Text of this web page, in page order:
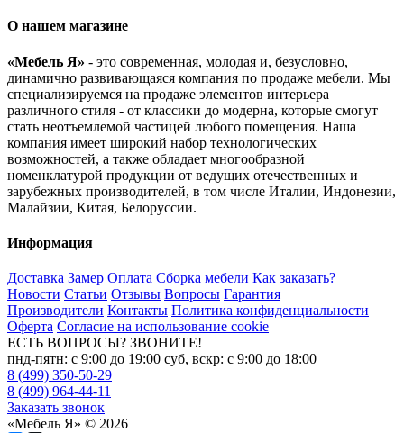
О нашем магазине
«Мебель Я» - это современная, молодая и, безусловно,
динамично развивающаяся компания по продаже мебели. Мы
специализируемся на продаже элементов интерьера
различного стиля - от классики до модерна, которые смогут
стать неотъемлемой частицей любого помещения. Наша
компания имеет широкий набор технологических
возможностей, а также обладает многообразной
номенклатурой продукции от ведущих отечественных и
зарубежных производителей, в том числе Италии, Индонезии,
Малайзии, Китая, Белоруссии.
Информация
Доставка Замер Оплата Сборка мебели Как заказать?
Новости Статьи Отзывы Вопросы Гарантия
Производители Контакты Политика конфиденциальности
Оферта Согласие на использование cookie
ЕСТЬ ВОПРОСЫ? ЗВОНИТЕ!
пнд-пятн: с 9:00 до 19:00 суб, вскр: с 9:00 до 18:00
8 (499) 350-50-29
8 (499) 964-44-11
Заказать звонок
«Мебель Я» © 2026